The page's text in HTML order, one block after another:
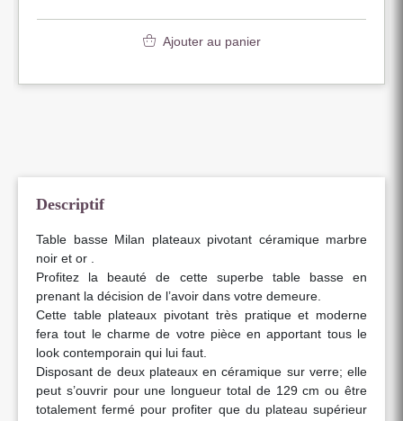
Ajouter au panier
Descriptif
Table basse Milan plateaux pivotant céramique marbre
noir et or .
Profitez la beauté de cette superbe table basse en
prenant la décision de l’avoir dans votre demeure.
Cette table plateaux pivotant très pratique et moderne
fera tout le charme de votre pièce en apportant tous le
look contemporain qui lui faut.
Disposant de deux plateaux en céramique sur verre; elle
peut s’ouvrir pour une longueur total de 129 cm ou être
totalement fermé pour profiter que du plateau supérieur